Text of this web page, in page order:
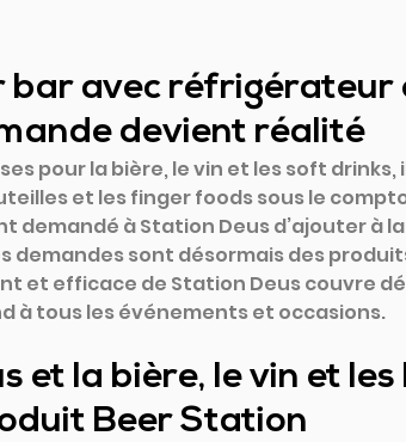
bar avec réfrigérateur
devient réalité
pour la bière, le vin et les soft
et les finger foods sous le
demandé à Station Deus d’ajouter à
demandes sont désormais des
et efficace de Station Deus couvre
à tous les événements et occasions.
et la bière, le vin et les
Beer Station